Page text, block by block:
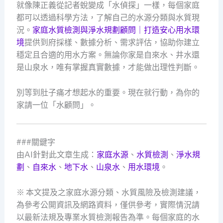
就像陳正義從記者蛻變成「水偵探」一樣，每個家庭
都可以透過科學方法，了解自己的水源分類與水質現
況。 家庭水質檢測與淨水規劃顧問｜打造安心用水環
境提供到府採樣、數據分析、需求評估，協助你建立
穩定且合適的用水方案。無論你家是自來水、井水還
是山泉水，唯有掌握真實數據，才能做出理性判斷。
別等到肚子痛才想起水的重要。現在就行動，為你的
家請一位「水顧問」。
###關鍵字
由AI針對此文章生成： 家庭水源 、 水質檢測 、 淨水規
劃 、 自來水、 地下水、 山泉水、 用水環境。
※ 本文提及之家庭水源分類、水質風險及檢測建議，
為參考公開資訊及網路資料，僅供參考，實際情況請
以最新法規及專業水質檢測報告為準。每個家庭的水